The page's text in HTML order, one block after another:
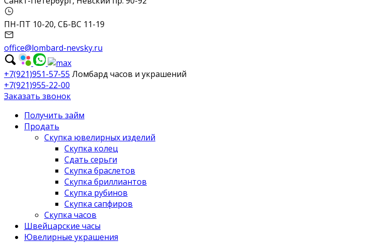
ПН-ПТ 10-20, СБ-ВС 11-19
office@lombard-nevsky.ru
+7(921)951-57-55 Ломбард часов и украшений
+7(921)955-22-00
Заказать звонок
Получить займ
Продать
Скупка ювелирных изделий
Скупка колец
Сдать серьги
Скупка браслетов
Скупка бриллиантов
Скупка рубинов
Скупка сапфиров
Скупка часов
Швейцарские часы
Ювелирные украшения